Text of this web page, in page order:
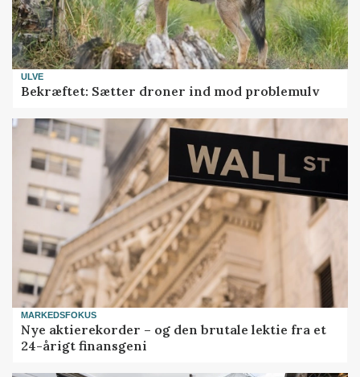
ULVE
Bekræftet: Sætter droner ind mod problemulv
MARKEDSFOKUS
Nye aktierekorder – og den brutale lektie fra et
24-årigt finansgeni